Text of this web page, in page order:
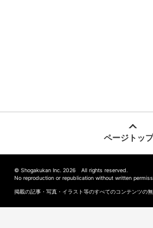
ページトッ
© Shogakukan Inc. 2026 All rights reserved.
No reproduction or republication without written
掲載の記事・写真・イラスト等のすべてのコンテンツの無